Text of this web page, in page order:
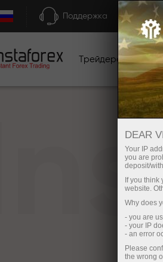
Поддержка
Трейдерам
DEAR
Your IP
you are
deposit/
If you
website.
Why does
- you are
- your IP
- an error
Please
the wrong